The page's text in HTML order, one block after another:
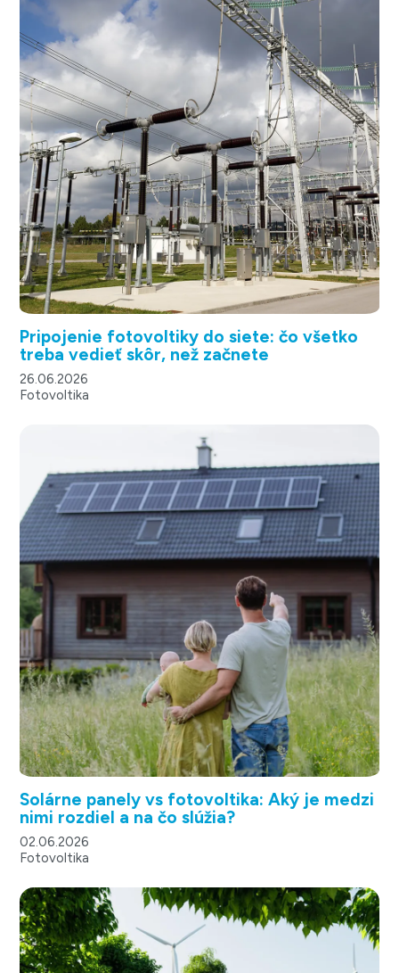
Pripojenie fotovoltiky do siete: čo všetko
treba vedieť skôr, než začnete
26.06.2026
Fotovoltika
Solárne panely vs fotovoltika: Aký je medzi
nimi rozdiel a na čo slúžia?
02.06.2026
Fotovoltika